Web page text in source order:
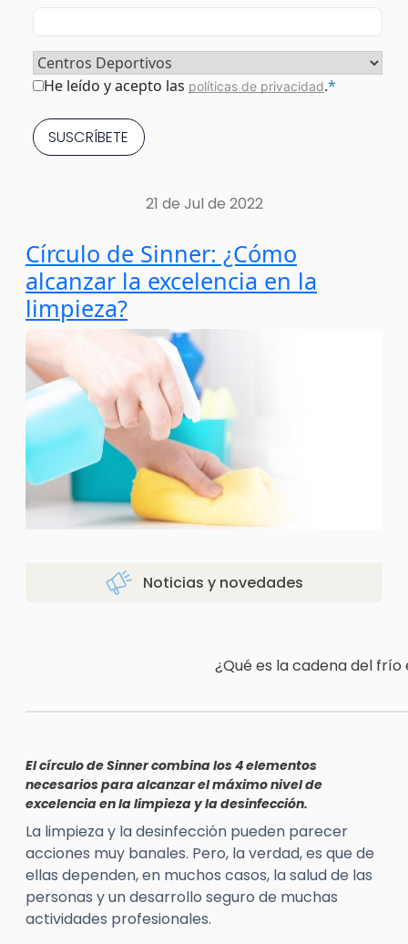
Sector*
Consentimiento*
He leído y acepto las políticas de privacidad.*
21 de Jul de 2022
Círculo de Sinner: ¿Cómo
alcanzar la excelencia en la
limpieza?
Noticias y novedades
¿Qué es la cadena del frío
El círculo de Sinner combina los 4 elementos
necesarios para alcanzar el máximo nivel de
excelencia en la limpieza y la desinfección.
La limpieza y la desinfección pueden parecer
acciones muy banales. Pero, la verdad, es que de
ellas dependen, en muchos casos, la salud de las
personas y un desarrollo seguro de muchas
actividades profesionales.